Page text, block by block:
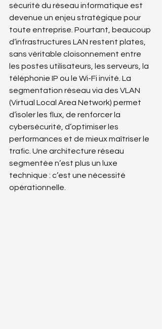
sécurité du réseau informatique est
devenue un enjeu stratégique pour
toute entreprise. Pourtant, beaucoup
d’infrastructures LAN restent plates,
sans véritable cloisonnement entre
les postes utilisateurs, les serveurs, la
téléphonie IP ou le Wi-Fi invité. La
segmentation réseau via des VLAN
(Virtual Local Area Network) permet
d’isoler les flux, de renforcer la
cybersécurité, d’optimiser les
performances et de mieux maîtriser le
trafic. Une architecture réseau
segmentée n’est plus un luxe
technique : c’est une nécessité
opérationnelle.